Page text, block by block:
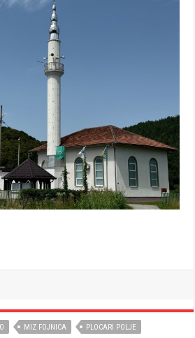
MIZ FOJNICA PLOCARI POLJE